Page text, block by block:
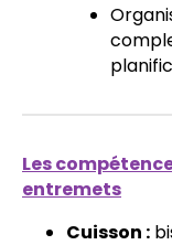
Les
entremets
Cuisson :